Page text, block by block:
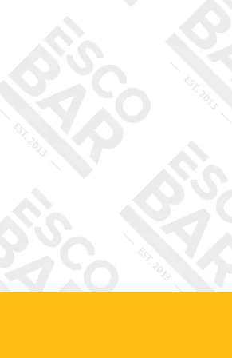
Klikej na tlačítko rezervací...
Máš hlad a nechce se ti
vycházet z domu, nebo sedíš v
práci a máš šílenou chuť na
naše burgery?
Tak rovnou objednávej!